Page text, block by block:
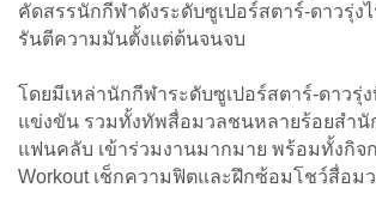
คัดสรรนักกีฬาดังระดับซูเปอร์สตาร์-ดาวรุ่ง
รันตีความมันตั้งแต่ต้นจนจบ
โดยมีเหล่านักกีฬาระดับซูเปอร์สตาร์-ดาวรุ่
แข่งขัน รวมทั้งทัพสื่อมวลชนหลายร้อยสำนั
แฟนคลับ เข้าร่วมงานมากมาย พร้อมทั้งกิจ
Workout เช็กความฟิตและฝึกซ้อมโชว์สื่อม